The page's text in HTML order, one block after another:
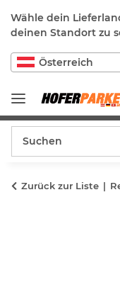
Wähle dein
deinen Standort zu
Österreich
Zurück zur Liste